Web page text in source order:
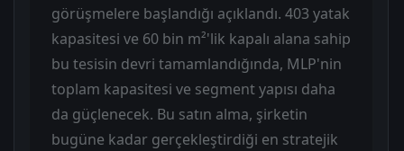
görüşmelere başlandığı açıklandı. 403 yatak
kapasitesi ve 60 bin m²'lik kapalı alana sahip
bu tesisin devri tamamlandığında, MLP'nin
toplam kapasitesi ve segment yapısı daha
da güçlenecek. Bu satın alma, şirketin
bugüne kadar gerçekleştirdiği en stratejik